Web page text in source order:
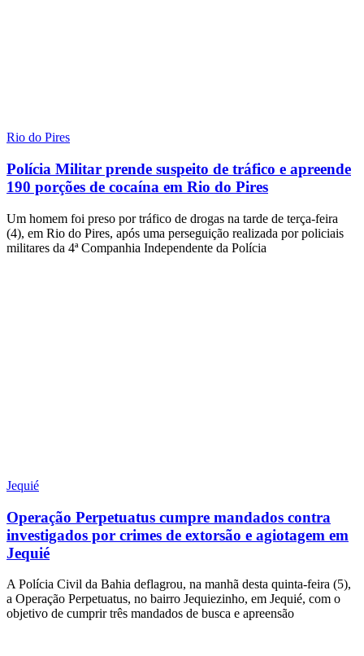
Rio do Pires
Polícia Militar prende suspeito de tráfico e apreende
190 porções de cocaína em Rio do Pires
Um homem foi preso por tráfico de drogas na tarde de terça-feira
(4), em Rio do Pires, após uma perseguição realizada por policiais
militares da 4ª Companhia Independente da Polícia
Jequié
Operação Perpetuatus cumpre mandados contra
investigados por crimes de extorsão e agiotagem em
Jequié
A Polícia Civil da Bahia deflagrou, na manhã desta quinta-feira (5),
a Operação Perpetuatus, no bairro Jequiezinho, em Jequié, com o
objetivo de cumprir três mandados de busca e apreensão